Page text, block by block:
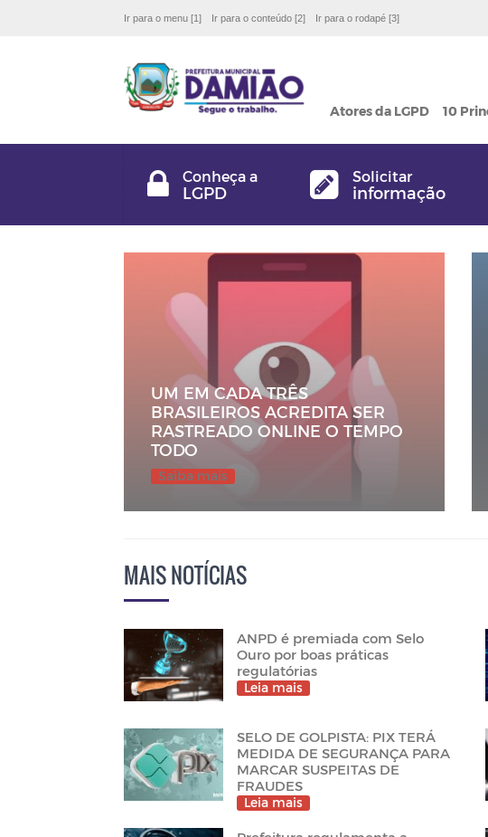
Ir para o menu [1] Ir para o conteúdo [2] Ir para o rodapé [3]
Atores da LGPD 10
Conheça a
LGPD
Solicitar
informação
UM EM CADA TRÊS
BRASILEIROS ACREDITA SER
RASTREADO ONLINE O TEMPO
TODO
Saiba mais
MAIS NOTÍCIAS
ANPD é premiada com Selo
Ouro por boas práticas
regulatórias
Leia mais
SELO DE GOLPISTA: PIX TERÁ
MEDIDA DE SEGURANÇA PARA
MARCAR SUSPEITAS DE
FRAUDES
Leia mais